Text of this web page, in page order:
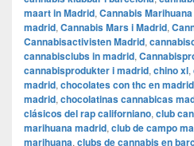
maart in Madrid, Cannabis
madrid, Cannabis Mars i Madrid,
Cannabisactivisten Madrid,
cannabisclubs in madrid,
cannabisprodukter i madrid, chino xl,
madrid, chocolates con thc en madrid
madrid, chocolatinas cannabicas
clásicos del rap californiano, club
marihuana madrid, club de campo
marihuana, clubs de cannabis en